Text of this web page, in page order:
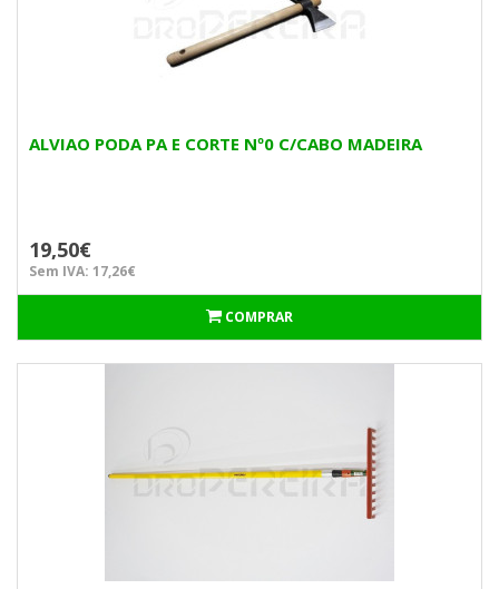
ALVIAO PODA PA E CORTE Nº0 C/CABO MADEIRA
19,50€
Sem IVA: 17,26€
COMPRAR